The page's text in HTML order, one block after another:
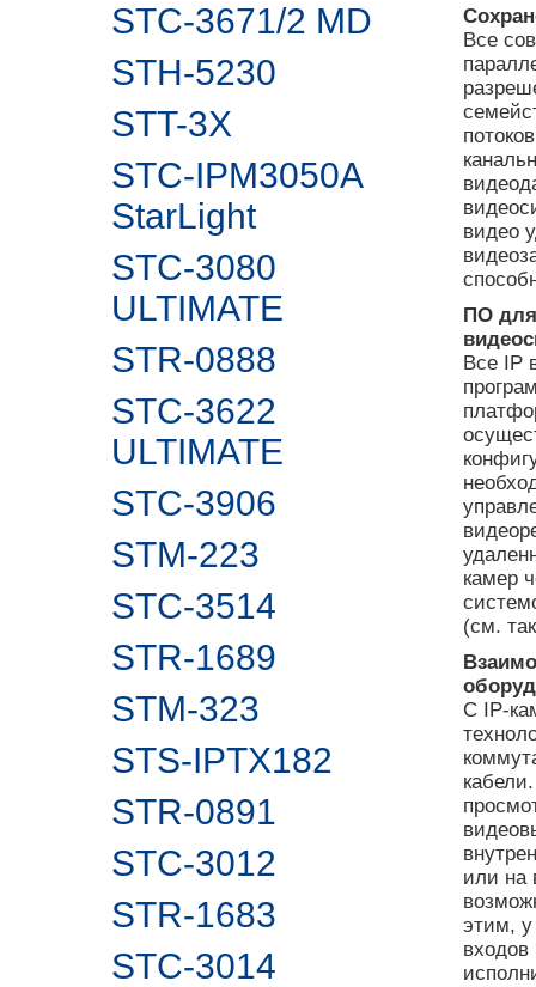
STC-3671/2 MD
STH-5230
STT-3X
STC-IPM3050A
StarLight
STC-3080
ULTIMATE
STR-0888
STC-3622
ULTIMATE
STC-3906
STM-223
STC-3514
STR-1689
STM-323
STS-IPTX182
STR-0891
STC-3012
STR-1683
STC-3014
Все
видео
ПО для
Все IP
камер
(см.
С IP-
или на
этим, у
входов